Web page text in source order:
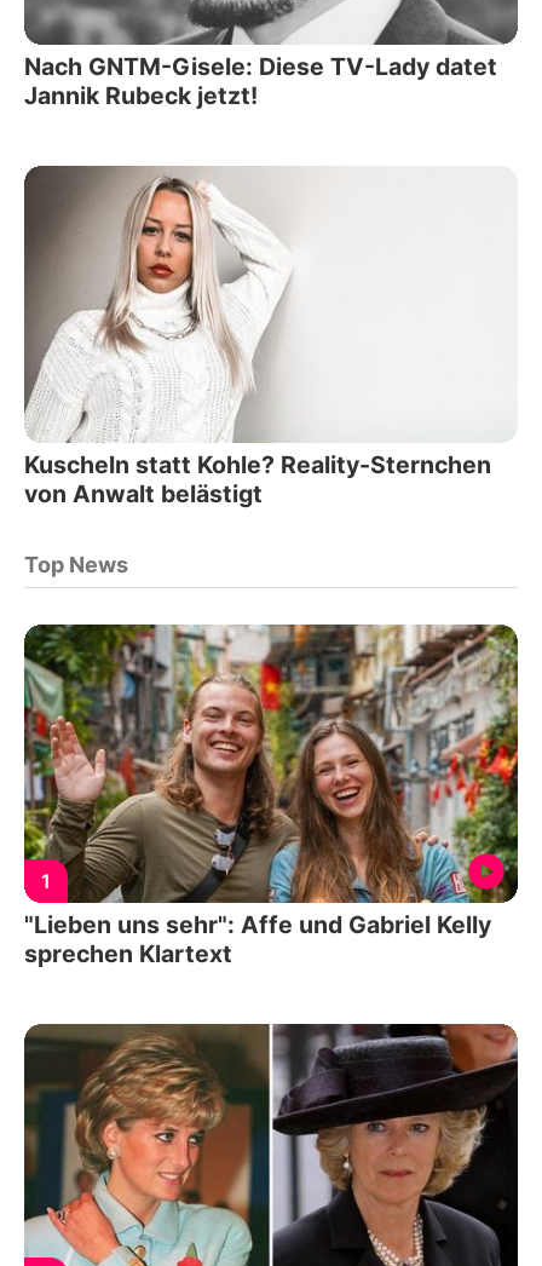
Nach GNTM-Gisele: Diese TV-Lady datet
Jannik Rubeck jetzt!
Kuscheln statt Kohle? Reality-Sternchen
von Anwalt belästigt
Top News
1
"Lieben uns sehr": Affe und Gabriel Kelly
sprechen Klartext